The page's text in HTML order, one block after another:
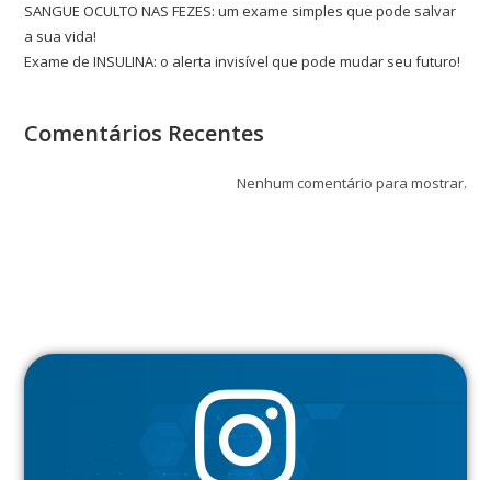
SANGUE OCULTO NAS FEZES: um exame simples que pode salvar
a sua vida!
Exame de INSULINA: o alerta invisível que pode mudar seu futuro!
Comentários Recentes
Nenhum comentário para mostrar.